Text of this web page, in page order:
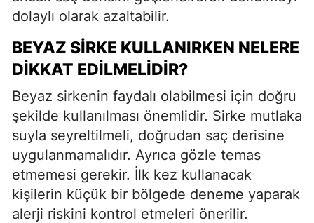
dolaylı olarak azaltabilir.
BEYAZ SIRKE KULLANIRKEN NELERE
DIKKAT EDILMELIDIR?
Beyaz sirkenin faydalı olabilmesi için doğru
şekilde kullanılması önemlidir. Sirke mutlaka
suyla seyreltilmeli, doğrudan saç derisine
uygulanmamalıdır. Ayrıca gözle temas
etmemesi gerekir. İlk kez kullanacak
kişilerin küçük bir bölgede deneme yaparak
alerji riskini kontrol etmeleri önerilir.